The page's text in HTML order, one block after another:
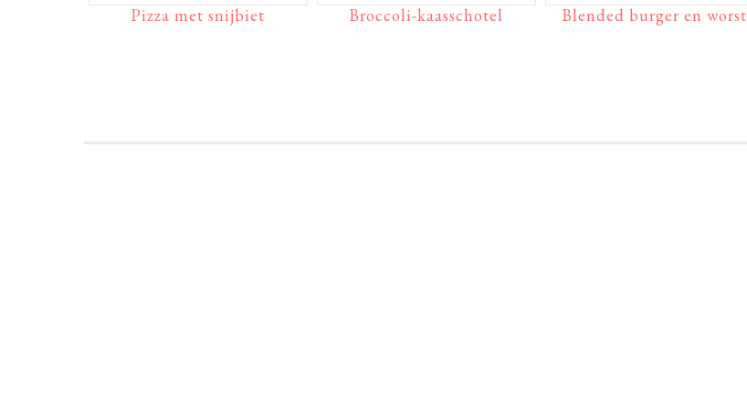
Pizza met snijbiet Broccoli-kaasschotel Blended burger en worst